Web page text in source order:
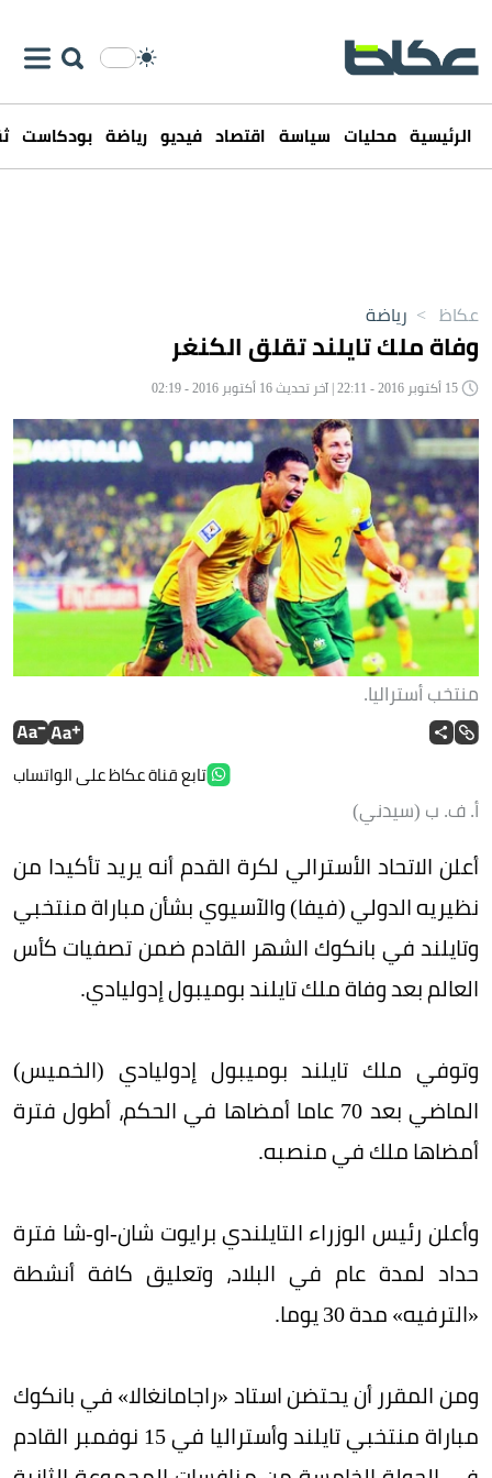
الرئيسية محليات سياسة اقتصاد فيديو رياضة بودكاست
عكاظ > رياضة
وفاة ملك تايلند تقلق الكنغر
منتخب أستراليا.
تابع قناة عكاظ على الواتساب
أ. ف. ب (سيدني)
أعلن الاتحاد الأسترالي لكرة القدم أنه يريد تأكيدا من
نظيريه الدولي (فيفا) والآسيوي بشأن مباراة منتخبي
وتايلند في بانكوك الشهر القادم ضمن تصفيات كأس
العالم بعد وفاة ملك تايلند بوميبول إدوليادي.
وتوفي ملك تايلند بوميبول إدوليادي (الخميس)
الماضي بعد 70 عاما أمضاها في الحكم، أطول فترة
أمضاها ملك في منصبه.
وأعلن رئيس الوزراء التايلندي برايوت شان-او-شا فترة
حداد لمدة عام في البلاد، وتعليق كافة أنشطة
«الترفيه» مدة 30 يوما.
ومن المقرر أن يحتضن استاد «راجامانغالا» في بانكوك
مباراة منتخبي تايلند وأستراليا في 15 نوفمبر القادم